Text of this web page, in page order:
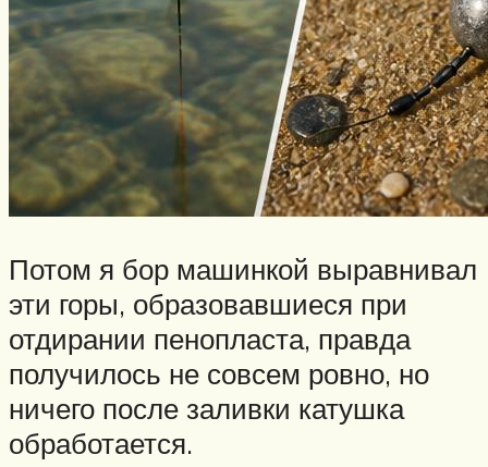
Потом я бор машинкой выравнивал
эти горы, образовавшиеся при
отдирании пенопласта, правда
получилось не совсем ровно, но
ничего после заливки катушка
обработается.